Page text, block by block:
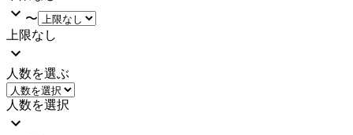
〜
上限なし
人数を選ぶ
人数を選択